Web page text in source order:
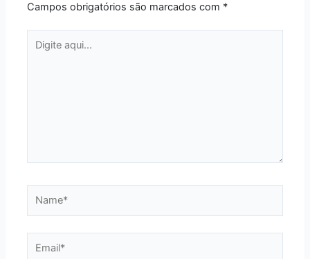
Campos obrigatórios são marcados com *
aqui...